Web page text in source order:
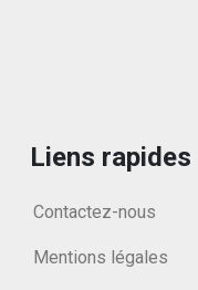
Liens rapides
Contactez-nous
Mentions légales